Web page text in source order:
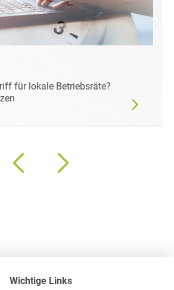
für lokale Betriebsräte?
Wichtige Links